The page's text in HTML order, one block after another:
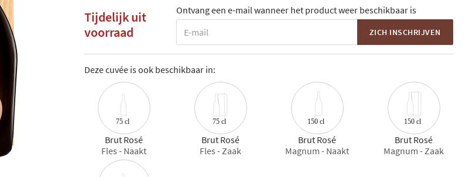
Tijdelijk uit
voorraad
Ontvang een e-mail wanneer het product weer beschikbaar is
ZICH INSCHRIJVEN
Deze cuvée is ook beschikbaar in:
75 cl
Brut Rosé
Fles - Naakt
75 cl
Brut Rosé
Fles - Zaak
150 cl
Brut Rosé
Magnum - Naakt
150 cl
Brut Rosé
Magnum - Zaak